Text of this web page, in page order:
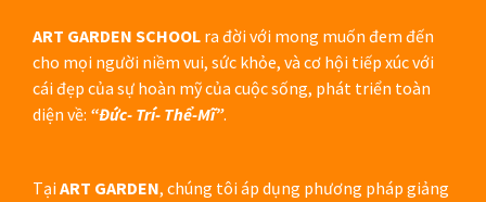
ART GARDEN SCHOOL ra đời với mong muốn đem đến
cho mọi người niềm vui, sức khỏe, và cơ hội tiếp xúc với
cái đẹp của sự hoàn mỹ của cuộc sống, phát triển toàn
diện về: “Đức- Trí- Thể-Mĩ”.
Tại ART GARDEN, chúng tôi áp dụng phương pháp giảng